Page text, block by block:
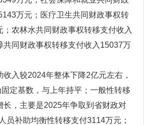
万元；医疗卫生共同财政事权转
农林水共同财政事权转移支付收入
共同财政事权转移支付收入15037万
入较2024年整体下降2亿元左右，
定基数，与上年持平；一般性转移
长，主要是2025年争取到省财政对
员补助均衡性转移支付3114万元；